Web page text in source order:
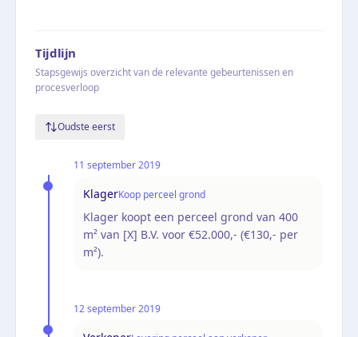
Tijdlijn
Stapsgewijs overzicht van de relevante gebeurtenissen en
procesverloop
Oudste eerst
11 september 2019
KlagerKoop perceel grond
Klager koopt een perceel grond van 400
m² van [X] B.V. voor €52.000,- (€130,- per
m²).
12 september 2019